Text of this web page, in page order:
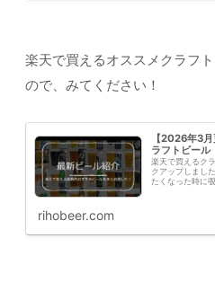
楽天で買えるオススメクラフ
ので、みてください！
【2026年3
ラフトビール
楽天で買えるク
クアップしまし
たくなった時に
rihobeer.com